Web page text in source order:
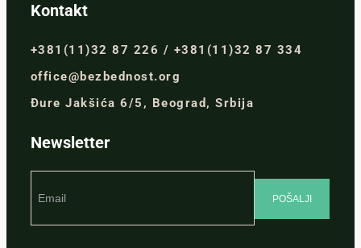
Kontakt
+381(11)32 87 226 / +381(11)32 87 334
office@bezbednost.org
Đure Jakšića 6/5, Beograd, Srbija
Newsletter